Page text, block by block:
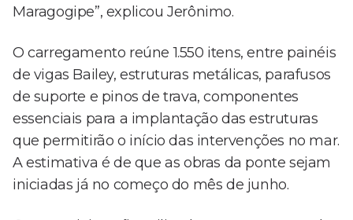
Maragogipe”, explicou Jerônimo.
O carregamento reúne 1.550 itens, entre painéis
de vigas Bailey, estruturas metálicas, parafusos
de suporte e pinos de trava, componentes
essenciais para a implantação das estruturas
que permitirão o início das intervenções no mar.
A estimativa é de que as obras da ponte sejam
iniciadas já no começo do mês de junho.